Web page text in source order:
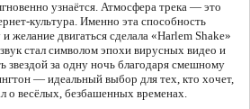
узнаётся. Атмосфера трека — это
культура. Именно эта способность
желание двигаться сделала «Harlem Shake»
стал символом эпохи вирусных видео и
звездой за одну ночь благодаря смешному
— идеальный выбор для тех, кто хочет,
о весёлых, безбашенных временах.